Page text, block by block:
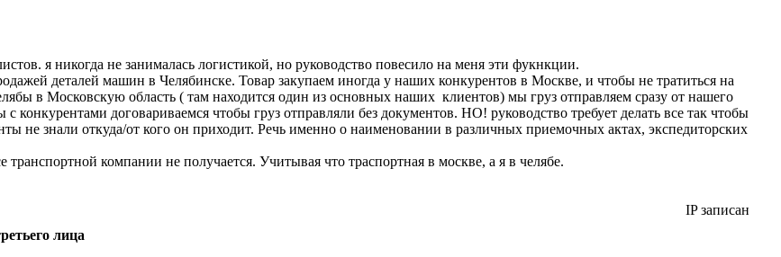
я никогда не занималась логистикой, но руководство повесило на меня эти фукнкции.
деталей машин в Челябинске. Товар закупаем иногда у наших конкурентов в Москве, и чтобы не тратиться на
в Московскую область ( там находится один из основных наших клиентов) мы груз отправляем сразу от нашего
конкурентами договариваемся чтобы груз отправляли без документов. НО! руководство требует делать все так чтобы
не знали откуда/от кого он приходит. Речь именно о наименовании в различных приемочных актах, экспедиторских
транспортной компании не получается. Учитывая что траспортная в москве, а я в челябе.
IP записан
лица